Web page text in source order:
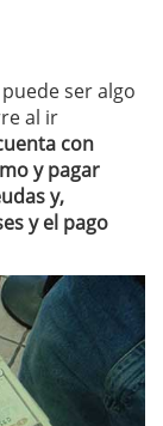
ser algo
al ir
con
y pagar
y,
y el pago